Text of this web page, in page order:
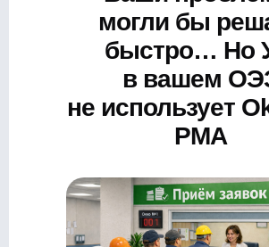
могли бы
быстро… Но
в вашем
не использует
PMA